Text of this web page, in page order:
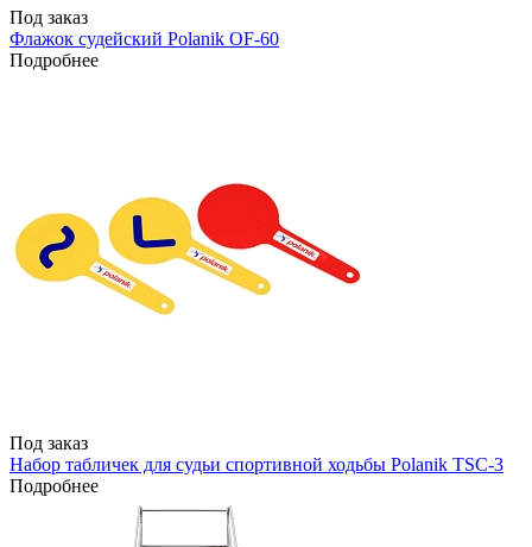
Под заказ
Флажок судейский Polanik OF-60
Подробнее
Под заказ
Набор табличек для судьи спортивной ходьбы Polanik TSC-3
Подробнее